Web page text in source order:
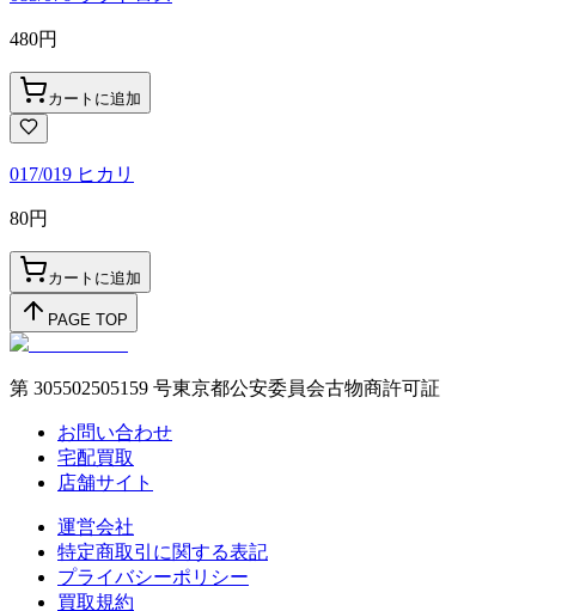
480円
カートに追加
017/019 ヒカリ
80円
カートに追加
PAGE TOP
第 305502505159 号東京都公安委員会古物商許可証
お問い合わせ
宅配買取
店舗サイト
運営会社
特定商取引に関する表記
プライバシーポリシー
買取規約